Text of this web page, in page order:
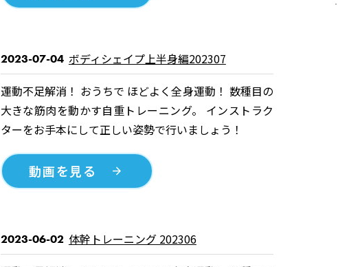
2023-07-04 ボディシェイプ上半身編202307
運動不足解消！ おうちで ほどよく全身運動！ 数種目の
大きな筋肉を動かす自重トレーニング。 インストラク
ターをお手本にして正しい姿勢で行いましょう！
動画を見る
2023-06-02 体幹トレーニング 202306